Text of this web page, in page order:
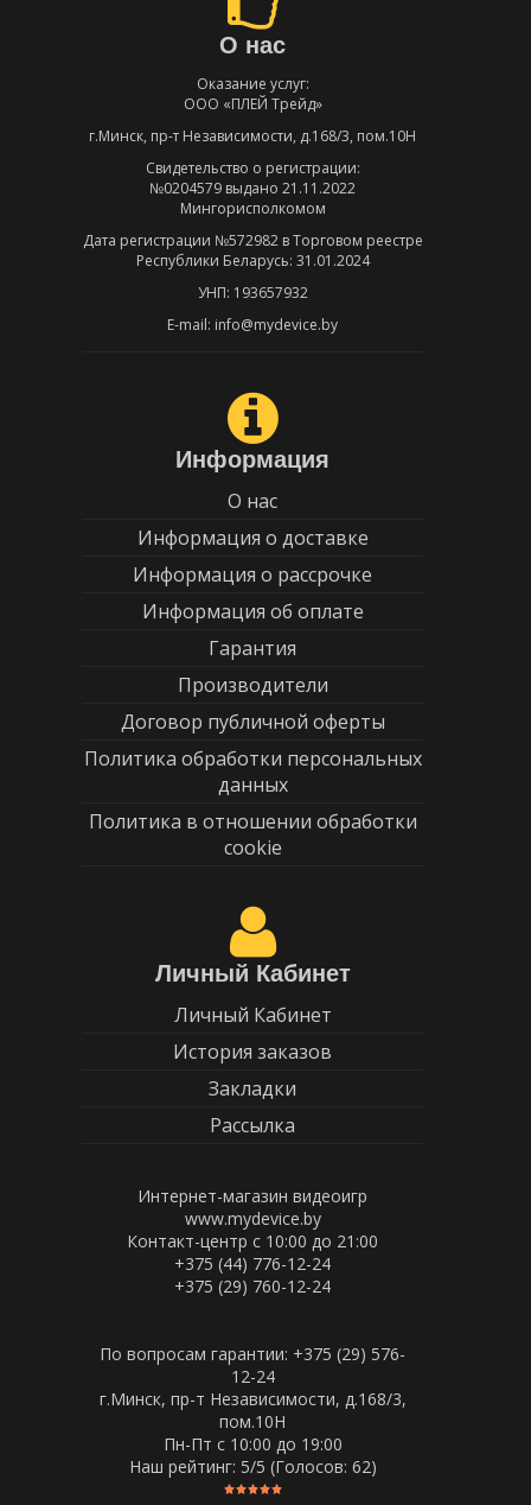
О нас
Оказание услуг:
ООО «ПЛЕЙ Трейд»
г.Минск, пр-т Независимости, д.168/3, пом.10Н
Свидетельство о регистрации:
№0204579 выдано 21.11.2022
Мингорисполкомом
Дата регистрации №572982 в Торговом реестре
Республики Беларусь: 31.01.2024
УНП: 193657932
E-mail: info@mydevice.by
Информация
О нас
Информация о доставке
Информация о рассрочке
Информация об оплате
Гарантия
Производители
Договор публичной оферты
Политика обработки персональных
данных
Политика в отношении обработки
cookie
Личный Кабинет
Личный Кабинет
История заказов
Закладки
Рассылка
Интернет-магазин видеоигр
www.mydevice.by
Контакт-центр с 10:00 до 21:00
+375 (44) 776-12-24
+375 (29) 760-12-24
По вопросам гарантии: +375 (29) 576-
12-24
г.Минск, пр-т Независимости, д.168/3,
пом.10Н
Пн-Пт c 10:00 до 19:00
Наш рейтинг: 5/5 (Голосов: 62)